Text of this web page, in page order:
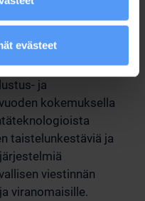
evästeet
ja
kokemuksella
taistelunkestäviä ja
viestinnän
viranomaisille.